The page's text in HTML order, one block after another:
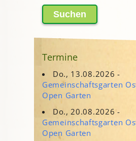
nach:
Termine
Do., 13.08.2026 -
Gemeinschaftsgarten
Open Garten
Do., 20.08.2026 -
Gemeinschaftsgarten
Open Garten